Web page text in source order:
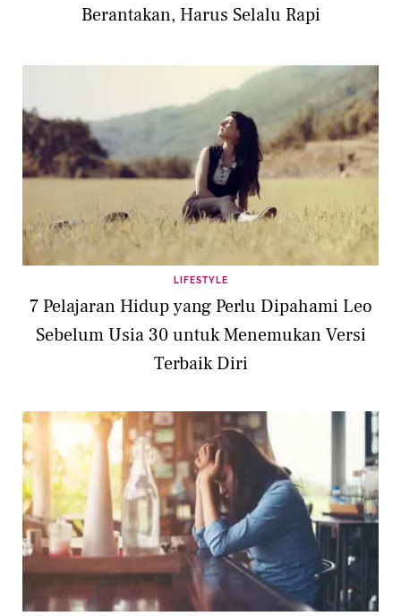
Berantakan, Harus Selalu Rapi
LIFESTYLE
7 Pelajaran Hidup yang Perlu Dipahami Leo
Sebelum Usia 30 untuk Menemukan Versi
Terbaik Diri